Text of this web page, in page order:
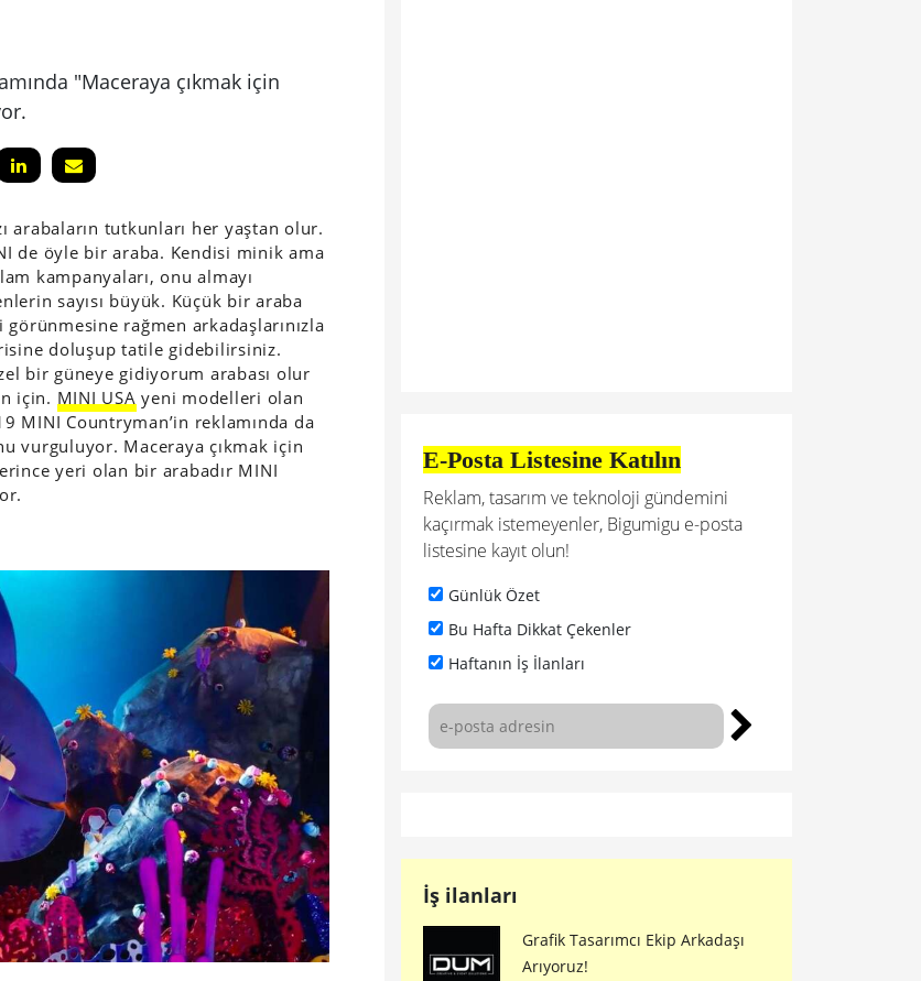
"Maceraya çıkmak için
arabaların tutkunları her yaştan olur.
de öyle bir araba. Kendisi minik ama
kampanyaları, onu almayı
sayısı büyük. Küçük bir araba
görünmesine rağmen arkadaşlarınızla
doluşup tatile gidebilirsiniz.
bir güneye gidiyorum arabası olur
için. MINI USA yeni modelleri olan
MINI Countryman’in reklamında da
vurguluyor. Maceraya çıkmak için
yeri olan bir arabadır MINI
E-Posta Listesine Katılın
Reklam, tasarım ve teknoloji gündemini
kaçırmak istemeyenler, Bigumigu e-posta
listesine kayıt olun!
Günlük Özet
Bu Hafta Dikkat Çekenler
Haftanın İş İlanları
İş ilanları
Grafik Tasarımcı Ekip Arkadaşı
Arıyoruz!